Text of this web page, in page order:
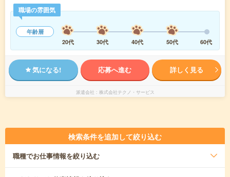
職場の雰囲気
年齢層
20代
30代 40代 50代 60代
気になる! 応募へ進む 詳しく見る
派遣会社 株式会社テクノ・サービス
検索条件を追加して絞り込む
職種でお仕事情報を絞り込む